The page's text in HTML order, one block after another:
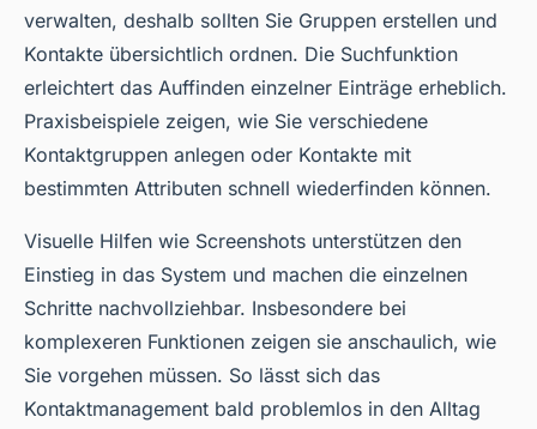
verwalten, deshalb sollten Sie Gruppen erstellen und
Kontakte übersichtlich ordnen. Die Suchfunktion
erleichtert das Auffinden einzelner Einträge erheblich.
Praxisbeispiele zeigen, wie Sie verschiedene
Kontaktgruppen anlegen oder Kontakte mit
bestimmten Attributen schnell wiederfinden können.
Visuelle Hilfen wie Screenshots unterstützen den
Einstieg in das System und machen die einzelnen
Schritte nachvollziehbar. Insbesondere bei
komplexeren Funktionen zeigen sie anschaulich, wie
Sie vorgehen müssen. So lässt sich das
Kontaktmanagement bald problemlos in den Alltag